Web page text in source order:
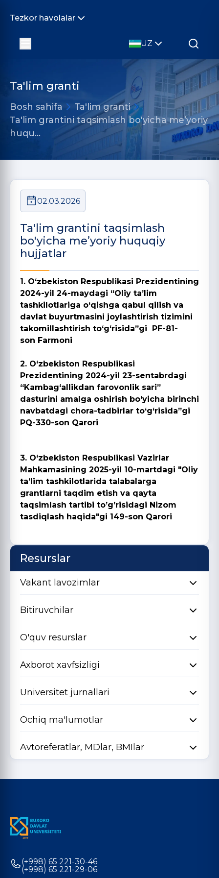
Tezkor havolalar
UZ
Ta'lim granti
Bosh sahifa
Ta'lim granti
Ta'lim grantini taqsimlash bo'yicha me’yoriy
huqu…
02.03.2026
Ta'lim grantini taqsimlash
bo'yicha me’yoriy huquqiy
hujjatlar
1. O‘zbekiston Respublikasi Prezidentining
2024-yil 24-maydagi “Oliy ta’lim
tashkilotlariga o‘qishga qabul qilish va
davlat buyurtmasini joylashtirish tizimini
takomillashtirish to‘g‘risida”gi PF-81-
son Farmoni
2. O‘zbekiston Respublikasi
Prezidentining 2024-yil 23-sentabrdagi
“Kambag‘allikdan farovonlik sari”
dasturini amalga oshirish bo‘yicha birinchi
navbatdagi chora-tadbirlar to‘g‘risida”gi
PQ-330-son Qarori
3. O‘zbekiston Respublikasi Vazirlar
Mahkamasining 2025-yil 10-martdagi "Oliy
ta’lim tashkilotlarida talabalarga
grantlarni taqdim etish va qayta
taqsimlash tartibi to’g’risidagi Nizom
tasdiqlash haqida"gi 149-son Qarori
Resurslar
Vakant lavozimlar
Bitiruvchilar
O'quv resurslar
Axborot xavfsizligi
Universitet jurnallari
Ochiq ma'lumotlar
Avtoreferatlar, MDlar, BMIlar
(+998) 65 221-30-46
(+998) 65 221-29-06